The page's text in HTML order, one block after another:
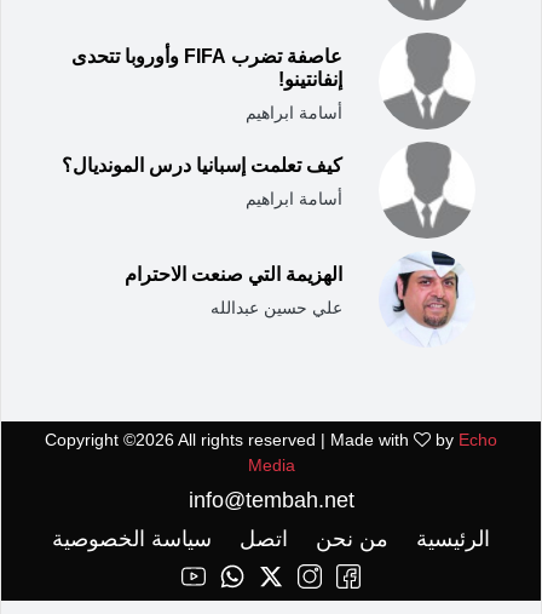
عاصفة تضرب FIFA وأوروبا تتحدى
إنفانتينو!
أسامة ابراهيم
كيف تعلمت إسبانيا درس المونديال؟
أسامة ابراهيم
الهزيمة التي صنعت الاحترام
علي حسين عبدالله
Copyright ©2026 All rights reserved | Made with by Echo
Media
info@tembah.net
الرئيسية
من نحن اتصل سياسة الخصوصية